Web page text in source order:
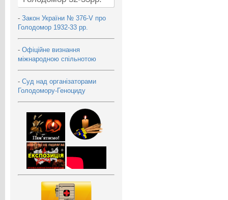
- Закон України № 376-V про
Голодомор 1932-33 рр.
- Офіційне визнання
міжнародною спільнотою
- Суд над організаторами
Голодомору-Геноциду